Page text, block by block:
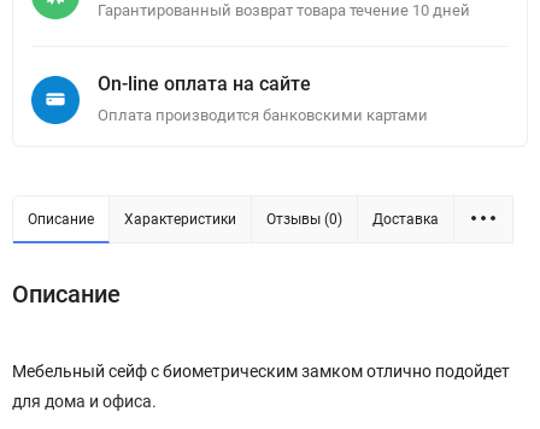
Гарантированный возврат товара течение 10 дней
On-line оплата на сайте
Оплата производится банковскими картами
Описание Характеристики Отзывы (0) Доставка
Описание
Мебельный сейф с биометрическим замком отлично подойдет
для дома и офиса.